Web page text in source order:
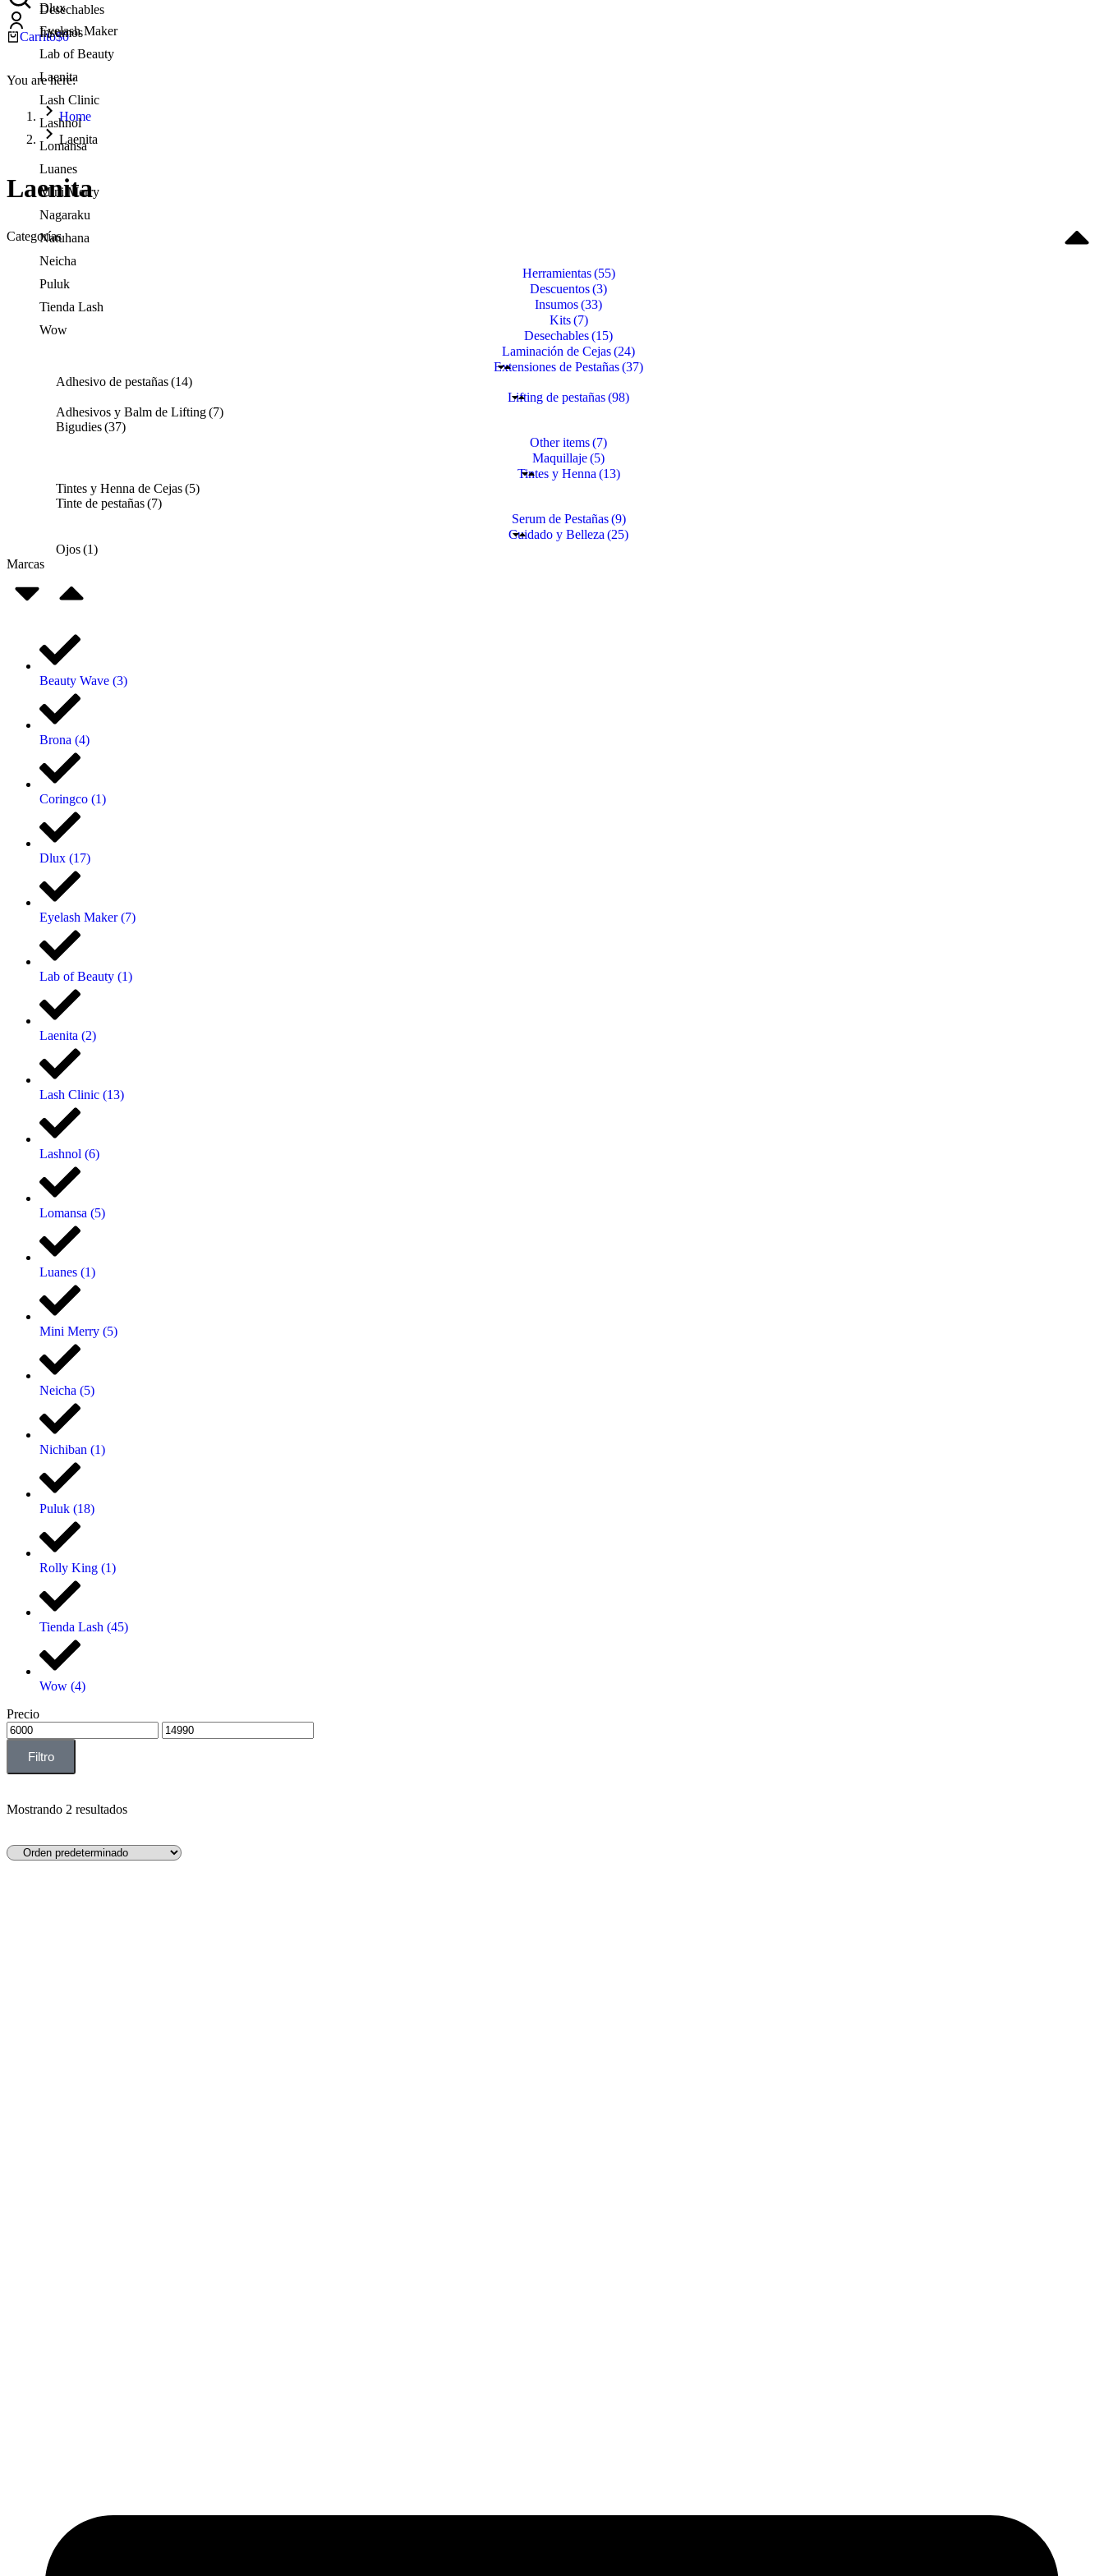
Desechables
Insumos
Dlux
Eyelash Maker
Lab of Beauty
Laenita
Lash Clinic
Lashnol
Lomansa
Luanes
Mini Merry
Nagaraku
Natuhana
Neicha
Puluk
Tienda Lash
Wow
Carrito$0
You are here:
Home
Laenita
Laenita
Categorías
Herramientas (55)
Descuentos(3)
Insumos(33)
Kits (7)
Desechables(15)
Laminación de Cejas(24)
Extensiones de Pestañas(37)
Adhesivo de pestañas(14)
Lifting de pestañas(98)
Adhesivos y Balm de Lifting(7)
Bigudies(37)
Other items(7)
Maquillaje(5)
Tintes y Henna (13)
Tintes y Henna de Cejas(5)
Tinte de pestañas(7)
Serum de Pestañas (9)
Cuidado y Belleza (25)
Ojos(1)
Marcas
Beauty Wave (3)
Brona (4)
Coringco (1)
Dlux (17)
Eyelash Maker(7)
Lab of Beauty (1)
Laenita (2)
Lash Clinic (13)
Lashnol (6)
Lomansa (5)
Luanes (1)
Mini Merry (5)
Neicha (5)
Nichiban (1)
Puluk (18)
Rolly King (1)
Tienda Lash (45)
Wow (4)
Precio
Filtro
Mostrando 2 resultados